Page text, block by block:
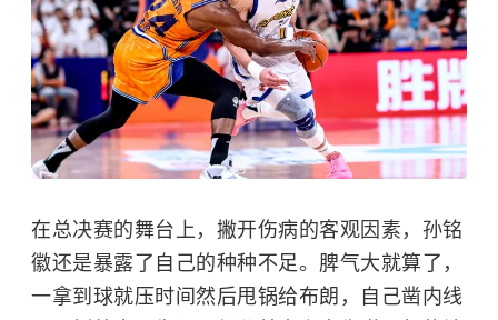
在总决赛的舞台上，撇开伤病的客观因素，孙铭
徽还是暴露了自己的种种不足。脾气大就算了，
一拿到球就压时间然后甩锅给布朗，自己凿内线